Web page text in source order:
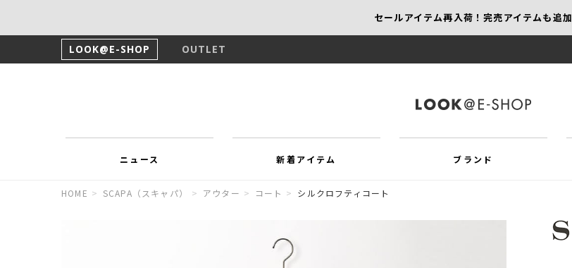
セールアイテム再入荷！完売アイテムも追加
LOOK@E-SHOP OUTLET
ニュース 新着アイテム ブランド
HOME > SCAPA（スキャパ） > アウター > コート > シルクロフティコート